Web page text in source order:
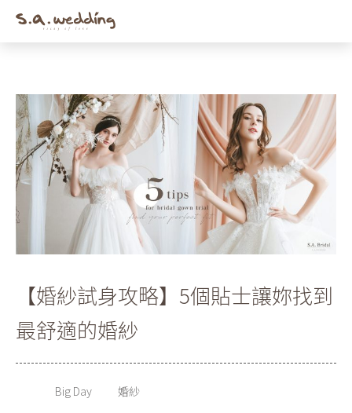
Skip
【婚紗試身攻略】5個貼士讓妳找到
最舒適的婚紗
Big Day
婚紗